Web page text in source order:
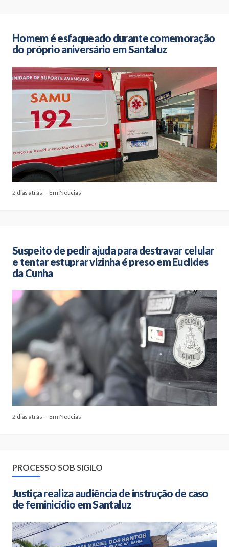
Homem é esfaqueado durante comemoração
do próprio aniversário em Santaluz
2 dias atrás — Em Notícias
Suspeito de pedir ajuda para destravar celular
e tentar estuprar vizinha é preso em Euclides
da Cunha
2 dias atrás — Em Notícias
PROCESSO SOB SIGILO
Justiça realiza audiência de instrução de caso
de feminicídio em Santaluz